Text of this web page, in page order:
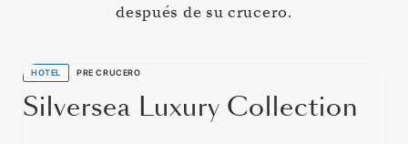
después de su crucero.
HOTEL PRE CRUCERO
Silversea Luxury Collection